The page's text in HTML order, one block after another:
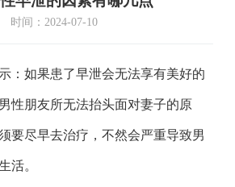
时间：2024-07-10
：如果患了早泄会无法享有美好的
性朋友所无法抬头面对妻子的原
要尽早去治疗，不然会严重导致男
活。